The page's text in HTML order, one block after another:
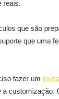
reais.
que são
que uma
fazer um
customização.